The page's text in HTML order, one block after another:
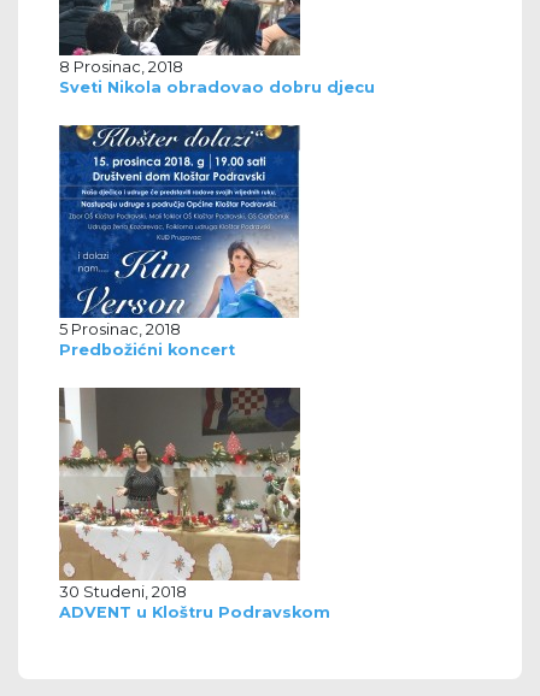
8 Prosinac, 2018
Sveti Nikola obradovao dobru djecu
5 Prosinac, 2018
Predbožićni koncert
30 Studeni, 2018
ADVENT u Kloštru Podravskom